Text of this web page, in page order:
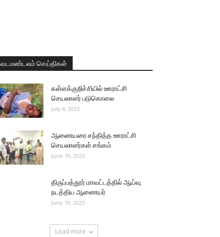
வடமண்டலம் செய்திகள்
கள்ளக்குறிச்சியில் ஊராட்சி
செயலாளர் படுகொலை
July 4, 2025
ஆணையரை சந்தித்த ஊராட்சி
செயலாளர்கள் சங்கம்
June 19, 2025
திருப்பத்தூர் மாவட்டத்தில் ஆய்வு
நடத்திய ஆணையர்
June 19, 2025
Load more